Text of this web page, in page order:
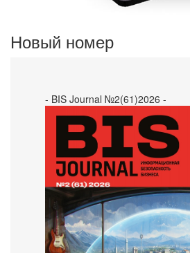
Новый номер
- BIS Journal №2(61)2026 -